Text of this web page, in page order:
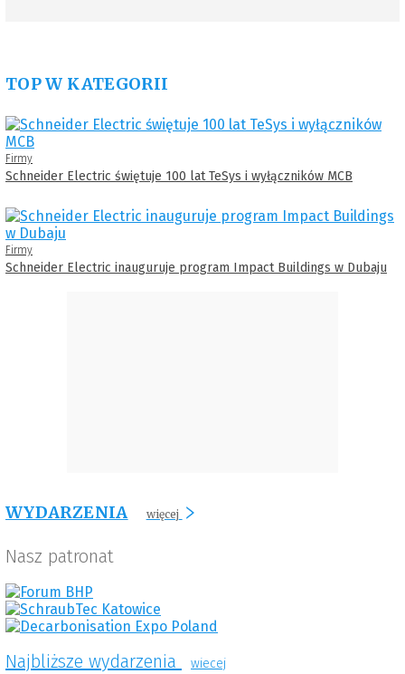
TOP W KATEGORII
Firmy
Schneider Electric świętuje 100 lat TeSys i wyłączników MCB
Firmy
Schneider Electric inauguruje program Impact Buildings w Dubaju
WYDARZENIA więcej
Nasz patronat
Najbliższe wydarzenia wiecej